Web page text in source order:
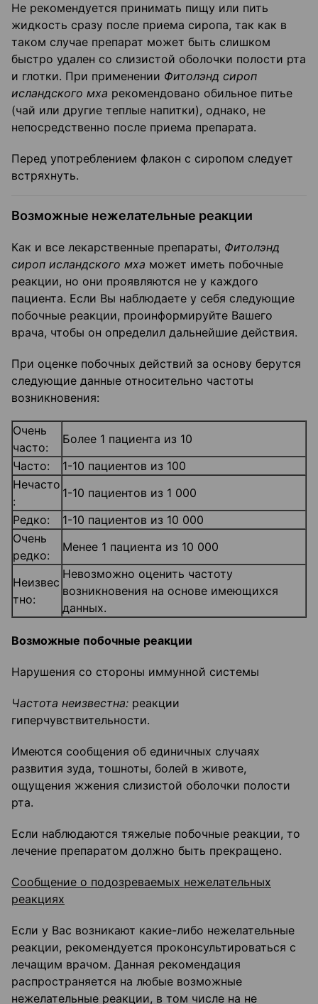
Не рекомендуется принимать пищу или пить
жидкость сразу после приема сиропа, так как в
таком случае препарат может быть слишком
быстро удален со слизистой оболочки полости рта
и глотки. При применении Фитолэнд сироп
исландского мха рекомендовано обильное питье
(чай или другие теплые напитки), однако, не
непосредственно после приема препарата.
Перед употреблением флакон с сиропом следует
встряхнуть.
Возможные нежелательные реакции
Как и все лекарственные препараты, Фитолэнд
сироп исландского мха может иметь побочные
реакции, но они проявляются не у каждого
пациента. Если Вы наблюдаете у себя следующие
побочные реакции, проинформируйте Вашего
врача, чтобы он определил дальнейшие действия.
При оценке побочных действий за основу берутся
следующие данные относительно частоты
возникновения:
Очень
часто:
Более 1 пациента из 10
Часто:
1-10 пациентов из 100
Нечасто
:
1-10 пациентов из 1 000
Редко:
1-10 пациентов из 10 000
Очень
редко:
Менее 1 пациента из 10 000
Неизвес
тно:
Невозможно оценить частоту
возникновения на основе имеющихся
данных.
Возможные побочные реакции
Нарушения со стороны иммунной системы
Частота неизвестна: реакции
гиперчувствительности.
Имеются сообщения об единичных случаях
развития зуда, тошноты, болей в животе,
ощущения жжения слизистой оболочки полости
рта.
Если наблюдаются тяжелые побочные реакции, то
лечение препаратом должно быть прекращено.
Сообщение о подозреваемых нежелательных
реакциях
Если у Вас возникают какие-либо нежелательные
реакции, рекомендуется проконсультироваться с
лечащим врачом. Данная рекомендация
распространяется на любые возможные
нежелательные реакции, в том числе на не